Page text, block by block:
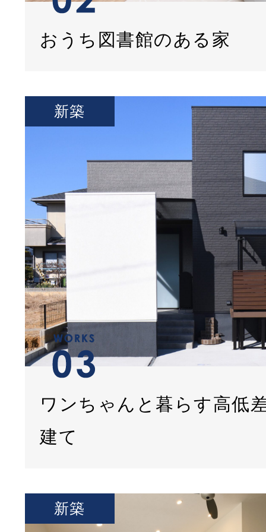
おうち図書館のある家
ワンちゃんと暮らす高低
建て
新築
新築